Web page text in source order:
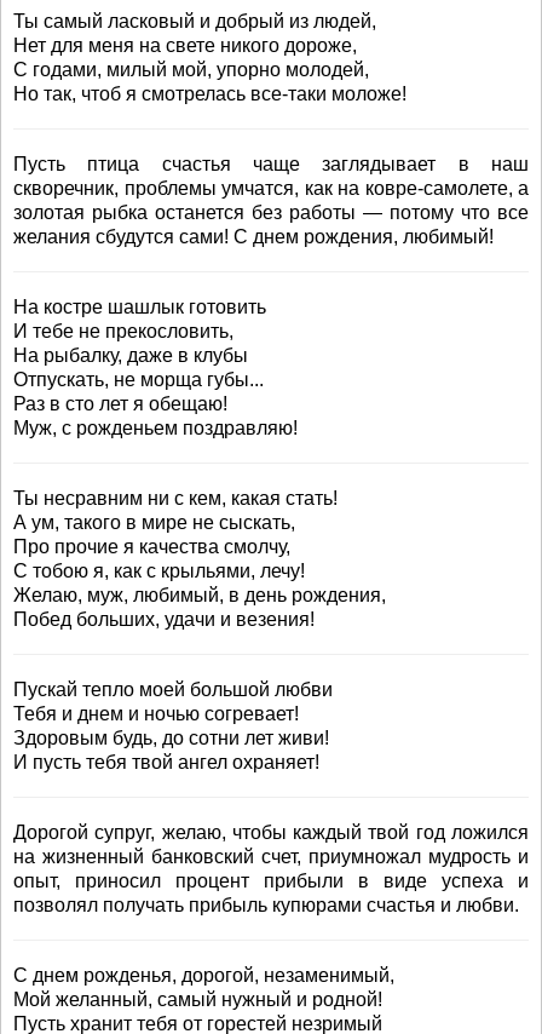
Ты самый ласковый и добрый из людей,
Нет для меня на свете никого дороже,
С годами, милый мой, упорно молодей,
Но так, чтоб я смотрелась все-таки моложе!
Пусть птица счастья чаще заглядывает в наш
скворечник, проблемы умчатся, как на ковре-самолете, а
золотая рыбка останется без работы — потому что все
желания сбудутся сами! С днем рождения, любимый!
На костре шашлык готовить
И тебе не прекословить,
На рыбалку, даже в клубы
Отпускать, не морща губы...
Раз в сто лет я обещаю!
Муж, с рожденьем поздравляю!
Ты несравним ни с кем, какая стать!
А ум, такого в мире не сыскать,
Про прочие я качества смолчу,
С тобою я, как с крыльями, лечу!
Желаю, муж, любимый, в день рождения,
Побед больших, удачи и везения!
Пускай тепло моей большой любви
Тебя и днем и ночью согревает!
Здоровым будь, до сотни лет живи!
И пусть тебя твой ангел охраняет!
Дорогой супруг, желаю, чтобы каждый твой год ложился
на жизненный банковский счет, приумножал мудрость и
опыт, приносил процент прибыли в виде успеха и
позволял получать прибыль купюрами счастья и любви.
С днем рожденья, дорогой, незаменимый,
Мой желанный, самый нужный и родной!
Пусть хранит тебя от горестей незримый